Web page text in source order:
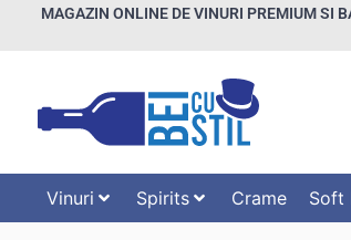
MAGAZIN ONLINE DE VINURI PREMIUM SI
Vinuri Spirits Crame Soft